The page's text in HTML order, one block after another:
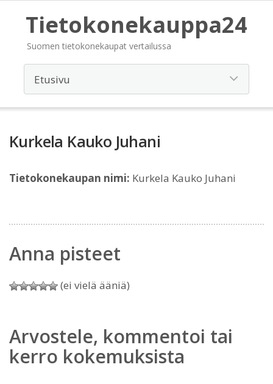
Tietokonekauppa24
Suomen tietokonekaupat vertailussa
Kurkela Kauko Juhani
Tietokonekaupan nimi: Kurkela Kauko Juhani
Anna pisteet
(ei vielä ääniä)
Arvostele, kommentoi tai
kerro kokemuksista